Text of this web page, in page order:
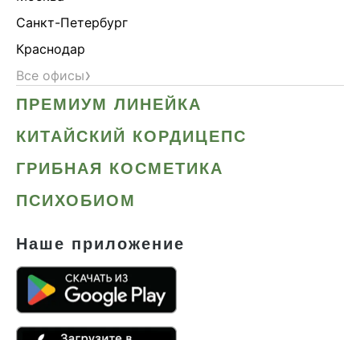
Санкт-Петербург
Краснодар
Все офисы›
ПРЕМИУМ ЛИНЕЙКА
КИТАЙСКИЙ КОРДИЦЕПС
ГРИБНАЯ КОСМЕТИКА
ПСИХОБИОМ
Наше приложение